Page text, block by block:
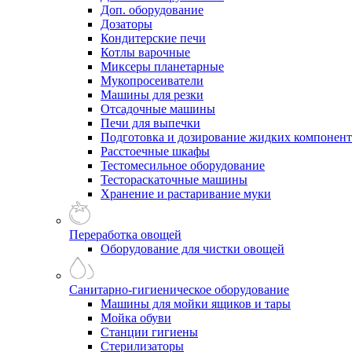
Доп. оборудование
Дозаторы
Кондитерские печи
Котлы варочные
Миксеры планетарные
Мукопросеиватели
Машины для резки
Отсадочные машины
Печи для выпечки
Подготовка и дозирование жидких
Расстоечные шкафы
Тестомесильное оборудование
Тестораскаточные машины
Хранение и растаривание муки
Переработка овощей
Оборудование для чистки овощей
Санитарно-гигиеническое оборудование
Машины для мойки ящиков и тары
Мойка обуви
Станции гигиены
Стерилизаторы